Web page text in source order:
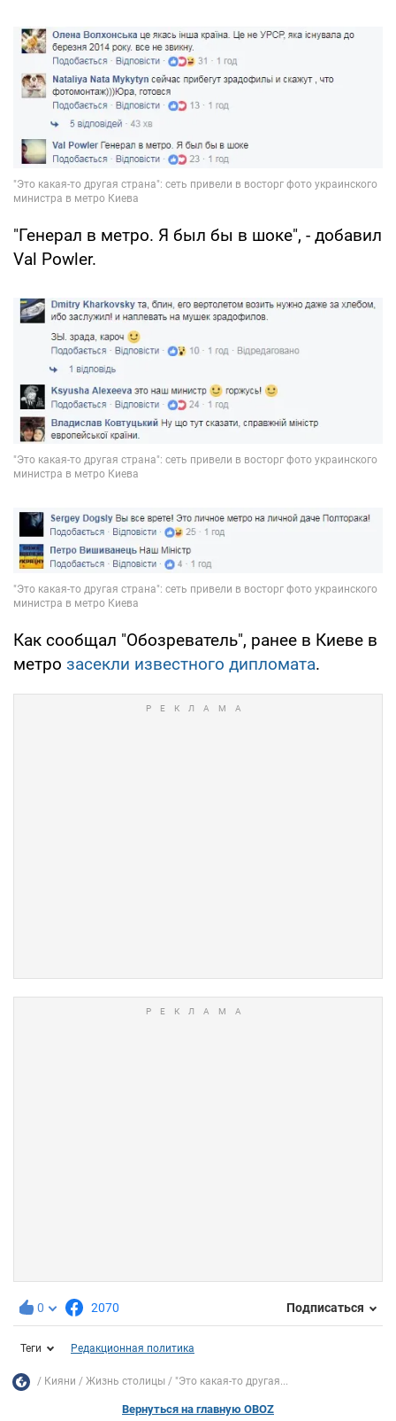
"Генерал в метро. Я был бы в шоке", - добавил
Val Powler.
Как сообщал "Обозреватель", ранее в Киеве в
метро засекли известного дипломата.
0 2070 Подписаться
Теги Редакционная политика
Кияни Жизнь столицы "Это какая-то другая...
Вернуться на главную OBOZ